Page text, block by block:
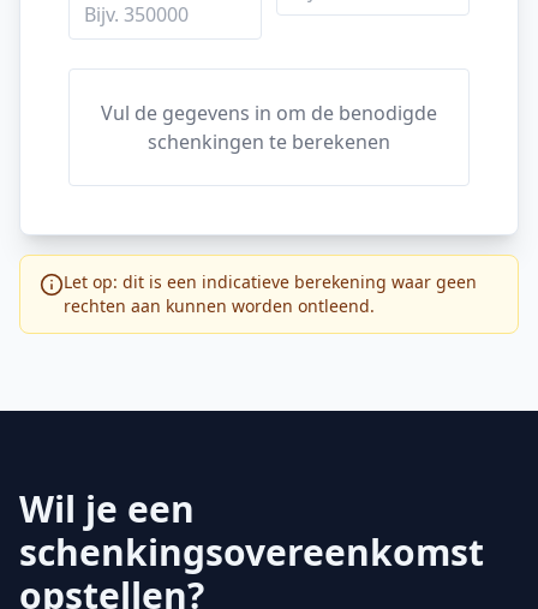
Vul de gegevens in om de benodigde
schenkingen te berekenen
Let op: dit is een indicatieve berekening waar geen
rechten aan kunnen worden ontleend.
Wil je een
schenkingsovereenkomst
opstellen?